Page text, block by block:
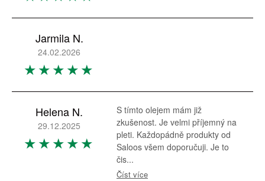
Jarmila N.
24.02.2026
Helena N.
29.12.2025
S tímto olejem mám již
zkušenost. Je velmi příjemný na
pleti. Každopádně produkty od
Saloos všem doporučuji. Je to
čis...
Číst více